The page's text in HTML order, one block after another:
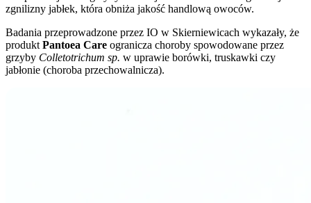
zgnilizny jabłek, która obniża jakość handlową owoców.
Badania przeprowadzone przez IO w Skierniewicach wykazały, że
produkt Pantoea Care ogranicza choroby spowodowane przez
grzyby Colletotrichum sp. w uprawie borówki, truskawki czy
jabłonie (choroba przechowalnicza).